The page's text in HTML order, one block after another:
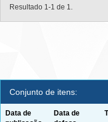
Resultado 1-1 de 1.
Conjunto de itens:
Data de
Data de